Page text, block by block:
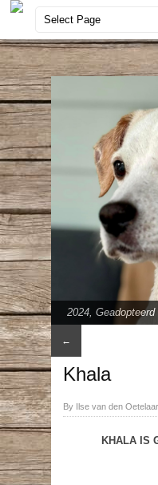
2024, Geadopteerd
←
Khala
By Ilse van den
KHALA IS